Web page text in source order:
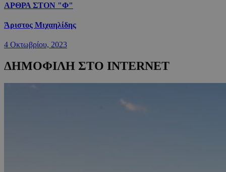
ΑΡΘΡΑ ΣΤΟΝ "Φ"
Άριστος Μιχαηλίδης
4 Οκτωβρίου, 2023
ΔΗΜΟΦΙΛΗ ΣΤΟ INTERNET